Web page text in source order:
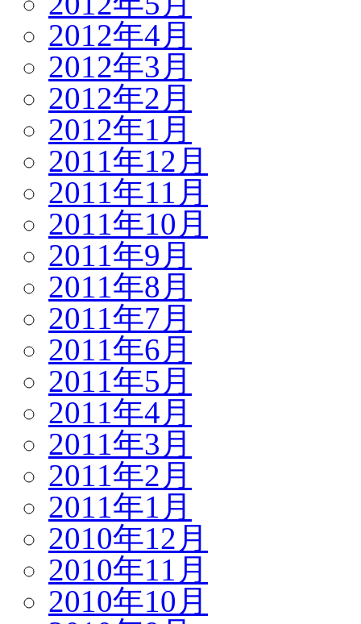
2012年4月
2012年3月
2012年2月
2012年1月
2011年12月
2011年11月
2011年10月
2011年9月
2011年8月
2011年7月
2011年6月
2011年5月
2011年4月
2011年3月
2011年2月
2011年1月
2010年12月
2010年11月
2010年10月